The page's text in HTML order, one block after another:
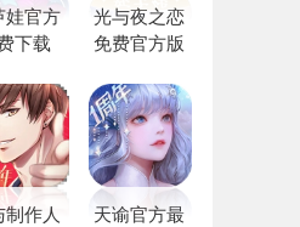
娃官方
下载
光与夜之恋
免费官方版
制作人
天谕官方最